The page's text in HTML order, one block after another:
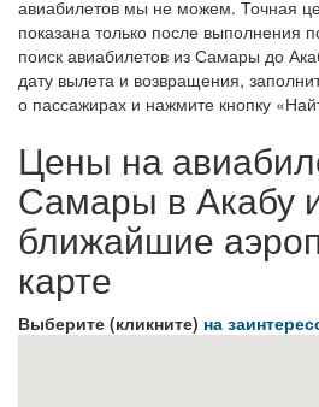
авиабилетов мы не можем. Точная
показана только после выполнения
поиск авиабилетов из Самары до
дату вылета и возвращения,
о пассажирах и нажмите кнопку
Цены на
Самары в Акабу
ближайшие
карте
Выберите (кликните) на